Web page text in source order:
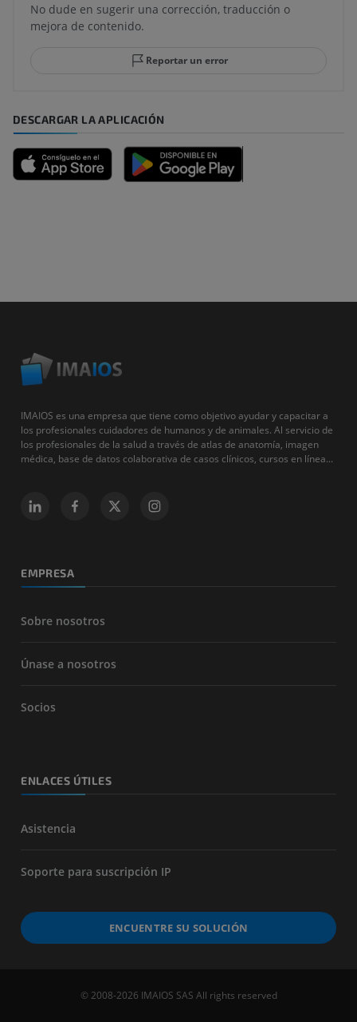
No dude en sugerir una corrección, traducción o
mejora de contenido.
Reportar un error
DESCARGAR LA APLICACIÓN
IMAIOS es una empresa que tiene como objetivo ayudar y capacitar a
los profesionales cuidadores de humanos y de animales. Al servicio de
los profesionales de la salud a través de atlas de anatomía, imagen
médica, base de datos colaborativa de casos clínicos, cursos en línea...
EMPRESA
Sobre nosotros
Únase a nosotros
Socios
ENLACES ÚTILES
Asistencia
Soporte para suscripción IP
ENCUENTRE SU SOLUCIÓN
© 2008-2026 IMAIOS SAS All rights reserved